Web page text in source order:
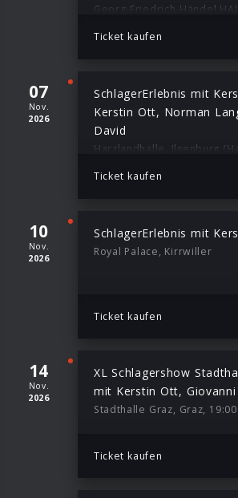
Ticket kaufen
07
Nov.
2026
SchlagerErlebnis mit
Kerstin Ott, Norman
David
Harzlandhalle, Ilsenburg
Ticket kaufen
10
Nov.
2026
SchlagerErlebnis mit
Royal Palace, Kirrwiller
Ticket kaufen
14
Nov.
2026
XL Schlagershow
mit Kerstin Ott,
Stadthalle Graz, Graz, 19:00
Ticket kaufen